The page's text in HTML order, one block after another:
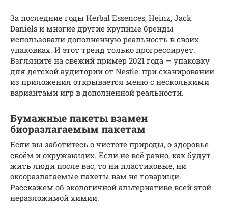
За последние годы Herbal Essences, Heinz, Jack
Daniels и многие другие крупные бренды
использовали дополненную реальность в своих
упаковках. И этот тренд только прогрессирует.
Взгляните на свежий пример 2021 года — упаковку
для детской аудитории от Nestle: при сканировании
из приложения открывается меню с несколькими
вариантами игр в дополненной реальности.
Бумажные пакеты взамен
биоразлагаемым пакетам
Если вы заботитесь о чистоте природы, о здоровье
своём и окружающих. Если не всё равно, как будут
жить люди после вас, то ни пластиковые, ни
оксоразлагаемые пакеты вам не товарищи.
Расскажем об экологичной альтернативе всей этой
неразложимой химии.